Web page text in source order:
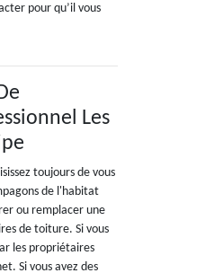
pour qu’il vous
Les
toujours de vous
de l'habitat
ou remplacer une
de toiture. Si vous
les propriétaires
Si vous avez des